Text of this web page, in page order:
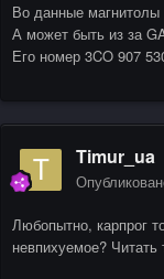
Во данные магнитолы
А может быть из за
Его номер 3CO 907
Timur_ua
Любопытно, карпрог
невпихуемое? Читать